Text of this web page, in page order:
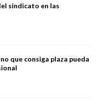
sindicato en las
que consiga plaza pueda